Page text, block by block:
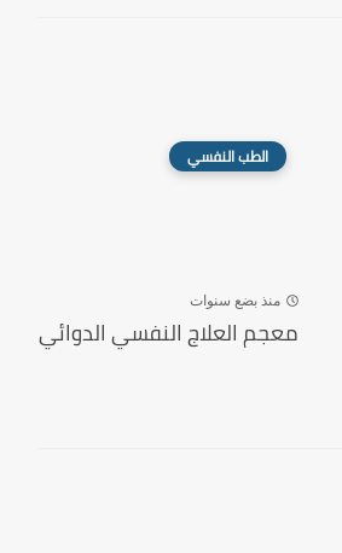
الطب النفسي
منذ بضع سنوات
معجم العلاج النفسي الدوائي